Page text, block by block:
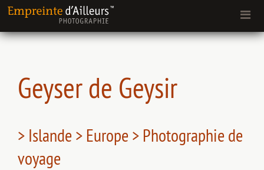
Geyser de Geysir
> Islande > Europe > Photographie de
voyage